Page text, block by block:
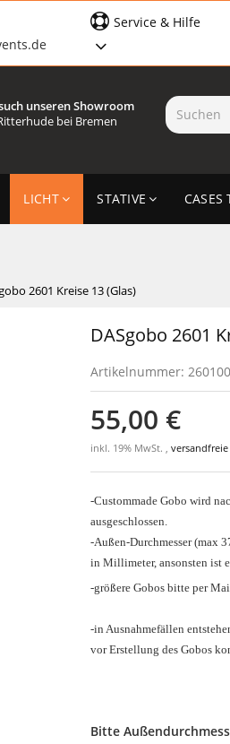
Service & Hilfe
unseren Showroom
bei Bremen
LICHT STATIVE CASES
2601 Kreise 13 (Glas)
DASgobo 2601
Artikelnummer:
55,00 €
inkl. 19% MwSt. ,
-Custommade Gobo wird
ausgeschlossen.
-Außen-Durchmesser(max
in Millimeter, ansonsten ist
-größere Gobos bitte per
-in Ausnahmefällen
vor Erstellung des Gobos
Bitte